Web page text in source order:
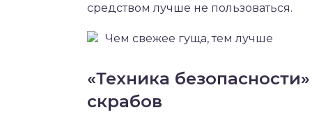
средством лучше не пользоваться.
Чем свежее гуща, тем лучше
«Техника
скрабов